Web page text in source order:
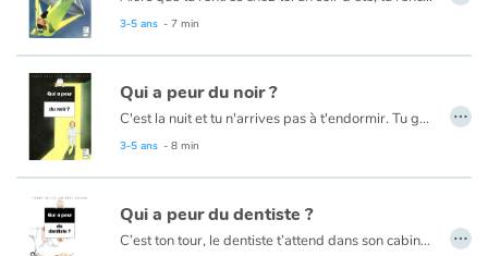
3-5 ans - 7 min
Qui a peur du noir ?
C'est la nuit et tu n'arrives pas à t'endormir. Tu guettes la lumière du couloir. Tu entends tes parents qui parlent et qui rient. Mais soudain, CLAC, tout s'éteint et tes parents vont se coucher... Et voilà que, dans le noir, tu entends des bruits très bizarres... Quand la nuit est bien noire, on en a une peur bleue !
3-5 ans - 8 min
…
Qui a peur du dentiste ?
C’est ton tour, le dentiste t’attend dans son cabinet de tortures. Il a un masque blanc sur la figure. Il a mis en vitrine toute une collection de dents…Comment échapper à ce monstre sanguinaire ? …